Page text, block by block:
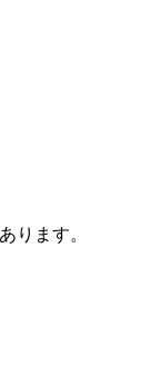
ります。